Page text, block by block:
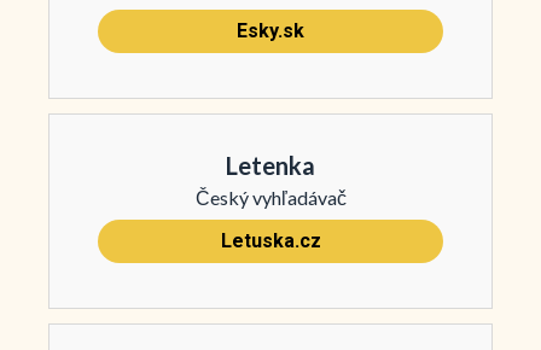
Esky.sk
Letenka
Český vyhľadávač
Letuska.cz